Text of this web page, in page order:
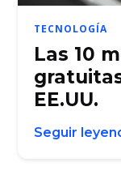
TECNOLOGÍA
Las 10
EE.UU.
Seguir